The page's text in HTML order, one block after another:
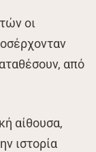
οι
από
αίθουσα,
ιστορία